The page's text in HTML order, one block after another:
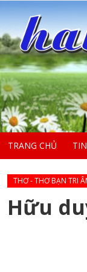
TRANG CHỦ
THƠ - THƠ BẠN TRI
Hữu